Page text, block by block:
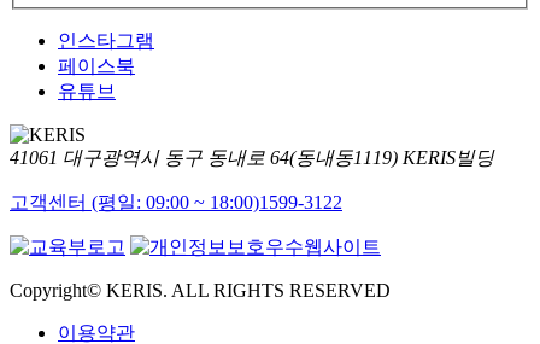
인스타그램
페이스북
유튜브
41061 대구광역시 동구 동내로 64(동내동1119) KERIS빌딩
고객센터 (평일: 09:00 ~ 18:00)1599-3122
Copyright© KERIS. ALL RIGHTS RESERVED
이용약관